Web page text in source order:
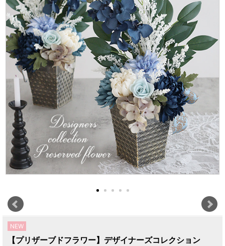
NEW
【プリザーブドフラワー】デザイナーズコレクション